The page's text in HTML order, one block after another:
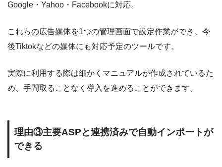
Google・Yahoo・Facebookに対応。
これらの広告媒体を1つの管理画面で設定作業ができ、今
後Tiktokなどの媒体にも対応予定のツールです。
実際に利用する際は細かくマニュアルが作成されているた
め、手間取ることなく導入を進めることができます。
理由③主要ASPと連携済みで自動インポートが
できる